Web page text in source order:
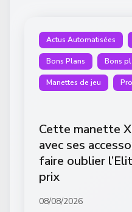
Actus Automatisées
Bons Plans Bons
Manettes de jeu
Cette manette
avec ses
faire oublier
prix
08/08/2026